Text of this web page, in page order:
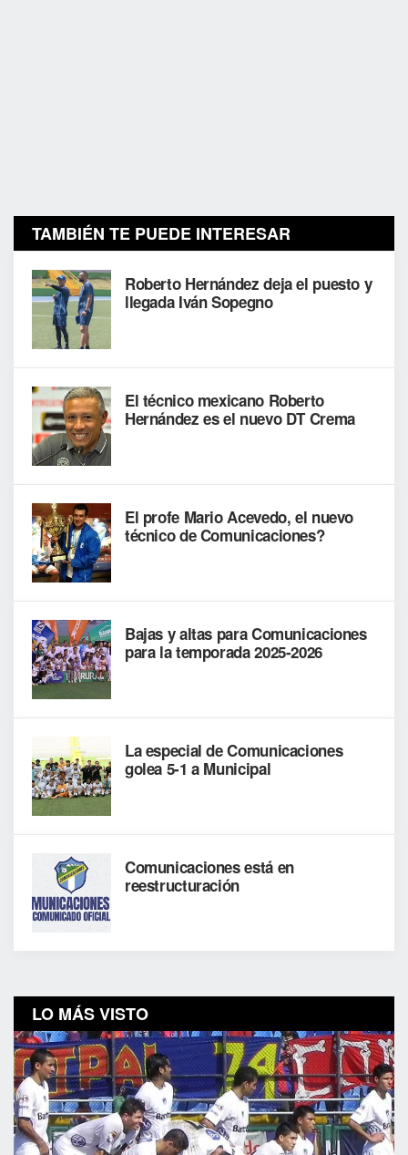
TAMBIÉN TE PUEDE INTERESAR
Roberto Hernández deja el puesto y
llegada Iván Sopegno
El técnico mexicano Roberto
Hernández es el nuevo DT Crema
El profe Mario Acevedo, el nuevo
técnico de Comunicaciones?
Bajas y altas para Comunicaciones
para la temporada 2025-2026
La especial de Comunicaciones
golea 5-1 a Municipal
Comunicaciones está en
reestructuración
LO MÁS VISTO